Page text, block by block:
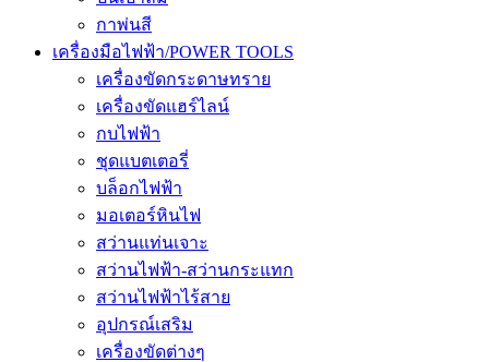
กาพ่นสี
เครื่องมือไฟฟ้า/POWER TOOLS
เครื่องขัดกระดาษทราย
เครื่องขัดแฮร์ไลน์
กบไฟฟ้า
ชุดแบตเตอรี่
บล็อกไฟฟ้า
มอเตอร์หินไฟ
สว่านแท่นเจาะ
สว่านไฟฟ้า-สว่านกระแทก
สว่านไฟฟ้าไร้สาย
อุปกรณ์เสริม
เครื่องขัดต่างๆ